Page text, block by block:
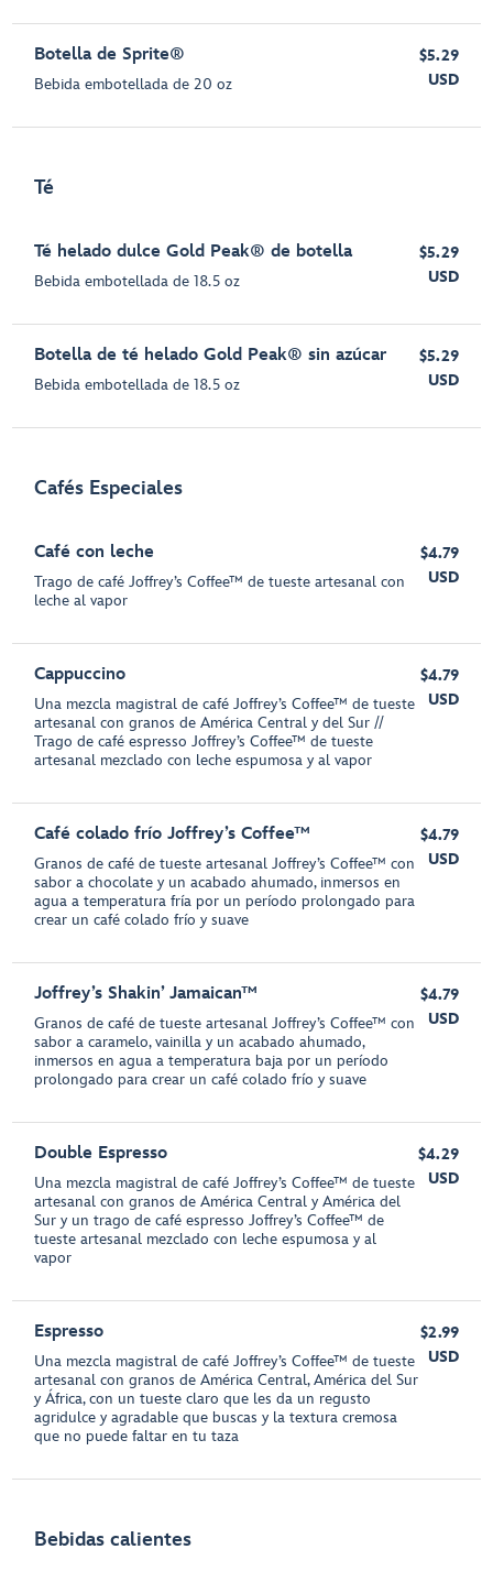
Botella de Sprite®
Bebida embotellada de 20 oz
$5.29
USD
Té
Té helado dulce Gold Peak® de botella
Bebida embotellada de 18.5 oz
$5.29
USD
Botella de té helado Gold Peak® sin azúcar
Bebida embotellada de 18.5 oz
$5.29
USD
Cafés Especiales
Café con leche
Trago de café Joffrey’s Coffee™ de tueste artesanal con
leche al vapor
$4.79
USD
Cappuccino
Una mezcla magistral de café Joffrey’s Coffee™ de tueste
artesanal con granos de América Central y del Sur //
Trago de café espresso Joffrey’s Coffee™ de tueste
artesanal mezclado con leche espumosa y al vapor
$4.79
USD
Café colado frío Joffrey’s Coffee™
Granos de café de tueste artesanal Joffrey’s Coffee™ con
sabor a chocolate y un acabado ahumado, inmersos en
agua a temperatura fría por un período prolongado para
crear un café colado frío y suave
$4.79
USD
Joffrey’s Shakin’ Jamaican™
Granos de café de tueste artesanal Joffrey’s Coffee™ con
sabor a caramelo, vainilla y un acabado ahumado,
inmersos en agua a temperatura baja por un período
prolongado para crear un café colado frío y suave
$4.79
USD
Double Espresso
Una mezcla magistral de café Joffrey’s Coffee™ de tueste
artesanal con granos de América Central y América del
Sur y un trago de café espresso Joffrey’s Coffee™ de
tueste artesanal mezclado con leche espumosa y al
vapor
$4.29
USD
Espresso
Una mezcla magistral de café Joffrey’s Coffee™ de tueste
artesanal con granos de América Central, América del Sur
y África, con un tueste claro que les da un regusto
agridulce y agradable que buscas y la textura cremosa
que no puede faltar en tu taza
$2.99
USD
Bebidas calientes